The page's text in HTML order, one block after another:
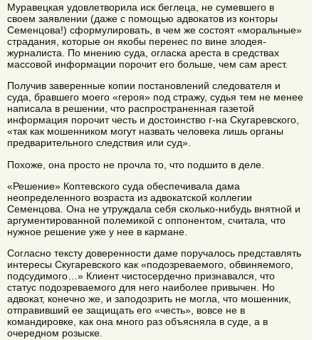
Муравецкая удовлетворила иск беглеца, не сумевшего в
своем заявлении (даже с помощью адвокатов из конторы
Семенцова!) сформулировать, в чем же состоят «моральные»
страдания, которые он якобы перенес по вине злодея-
журналиста. По мнению суда, огласка ареста в средствах
массовой информации порочит его больше, чем сам арест.
Получив заверенные копии постановлений следователя и
суда, бравшего моего «героя» под стражу, судья тем не менее
написала в решении, что распространенная газетой
информация порочит честь и достоинство г-на Скугаревского,
«так как мошенником могут назвать человека лишь органы
предварительного следствия или суд».
Похоже, она просто не прочла то, что подшито в деле.
«Решение» Коптевского суда обеспечивала дама
неопределенного возраста из адвокатской коллегии
Семенцова. Она не утруждала себя сколько-нибудь внятной и
аргументированной полемикой с оппонентом, считала, что
нужное решение уже у нее в кармане.
Согласно тексту доверенности даме поручалось представлять
интересы Скугаревского как «подозреваемого, обвиняемого,
подсудимого…» Клиент чистосердечно признавался, что
статус подозреваемого для него наиболее привычен. Но
адвокат, конечно же, и заподозрить не могла, что мошенник,
отправивший ее защищать его «честь», вовсе не в
командировке, как она много раз объясняла в суде, а в
очередном розыске.